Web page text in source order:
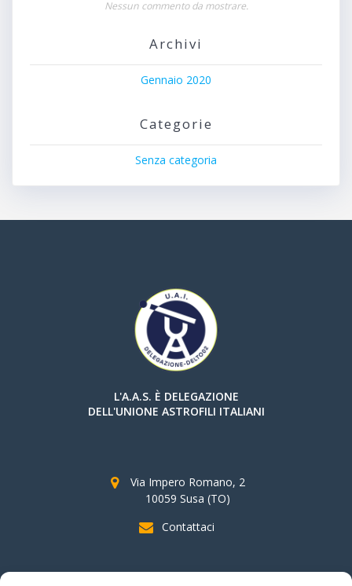
Nessun commento da mostrare.
Archivi
Gennaio 2020
Categorie
Senza categoria
L'A.A.S. È DELEGAZIONE
DELL'UNIONE ASTROFILI ITALIANI
Via Impero Romano, 2
10059 Susa (TO)
Contattaci